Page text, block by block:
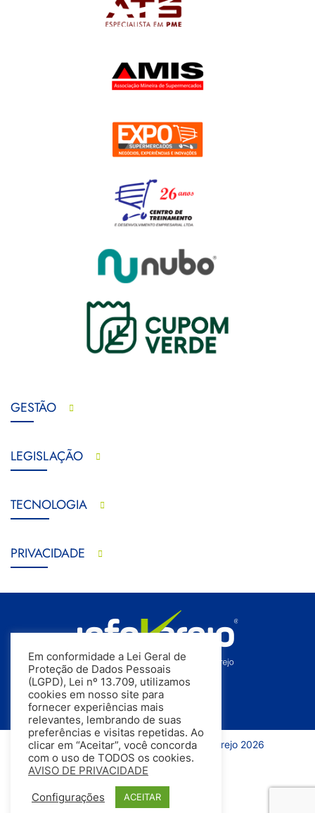
GESTÃO
LEGISLAÇÃO
TECNOLOGIA
PRIVACIDADE
Todos os direitos reservados | InfoVarejo 2026
Em conformidade a Lei Geral de
Proteção de Dados Pessoais
(LGPD), Lei nº 13.709, utilizamos
cookies em nosso site para
fornecer experiências mais
relevantes, lembrando de suas
preferências e visitas repetidas. Ao
clicar em “Aceitar”, você concorda
com o uso de TODOS os cookies.
AVISO DE PRIVACIDADE
Configurações ACEITAR